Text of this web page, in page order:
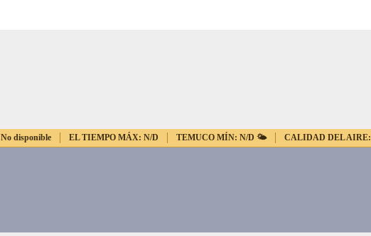
No disponible EL TIEMPO MÁX: N/D TEMUCO MÍN: N/D 🌤️ CALIDAD DEL AIRE: